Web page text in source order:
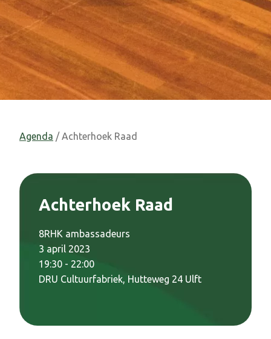
Agenda / Achterhoek Raad
Achterhoek Raad
8RHK ambassadeurs
3 april 2023
19:30 - 22:00
DRU Cultuurfabriek, Hutteweg 24 Ulft